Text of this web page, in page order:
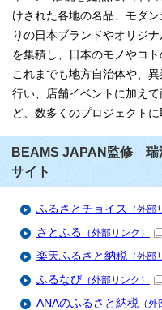
けされた各地の名品、モダ
りの日本ブランドやオリジ
を集積し、日本のモノやコ
これまでも地方自治体や、
行い、店舗イベントに加え
ど、数多くのプロジェクトに
BEAMS JAPAN監修 瑞
サイト
ふるさとチョイス （外部
さとふる （外部リンク）
楽天ふるさと納税 （外部
ふるなび （外部リンク）
ANAのふるさと納税 （